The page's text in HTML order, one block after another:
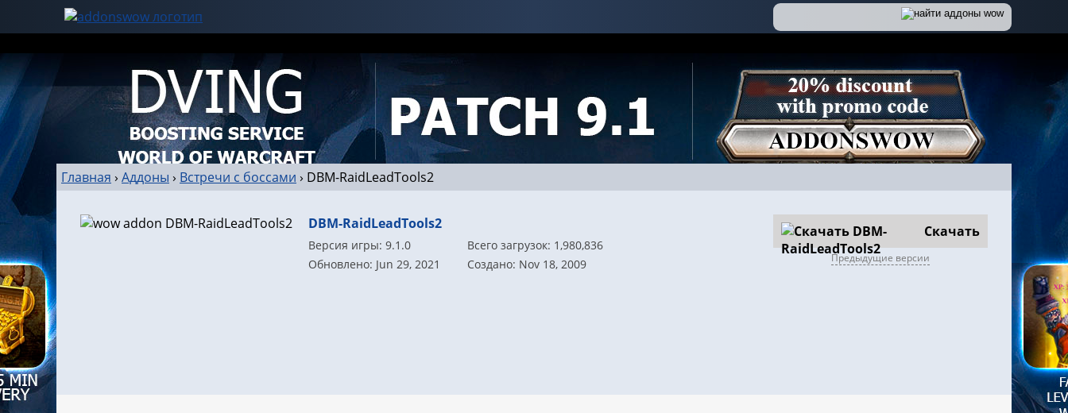
Главная › Аддоны › Встречи с боссами › DBM-RaidLeadTools2
DBM-RaidLeadTools2
Версия игры: 9.1.0
Всего загрузок: 1,980,836
Обновлено: Jun 29, 2021
Создано: Nov 18, 2009
Скачать
Предыдущие версии